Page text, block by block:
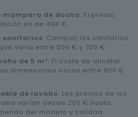
de ducha: El precio
es de 400 €.
sanitarios: Cambiar los sanitarios
varía entre 500 € y 700 €.
de 5 m²: El coste de alicatar
dimensiones oscila entre 800 €
de lavabo: Los precios de los
varían desde 200 € hasta
del modelo y calidad.